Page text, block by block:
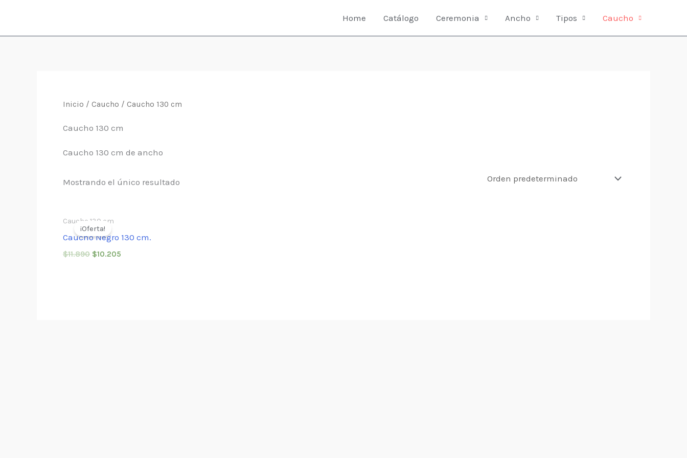
contenido
Home Catálogo Ceremonia Ancho Tipos Caucho
Inicio / Caucho / Caucho 130 cm
Caucho 130 cm
Caucho 130 cm de ancho
Mostrando el único resultado
¡Oferta!
Caucho 130 cm
Caucho Negro 130 cm.
$11.890 $10.205